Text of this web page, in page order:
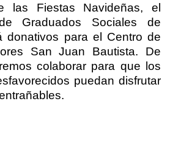
las Fiestas Navideñas, el
Graduados Sociales de
donativos para el Centro de
San Juan Bautista. De
colaborar para que los
puedan disfrutar